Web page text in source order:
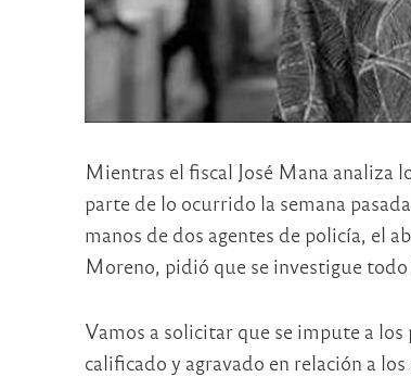
Mientras el fiscal José Mana analiza
parte de lo ocurrido la semana
manos de dos agentes de policía, el
Moreno, pidió que se investigue
Vamos a solicitar que se impute a
calificado y agravado en relación a